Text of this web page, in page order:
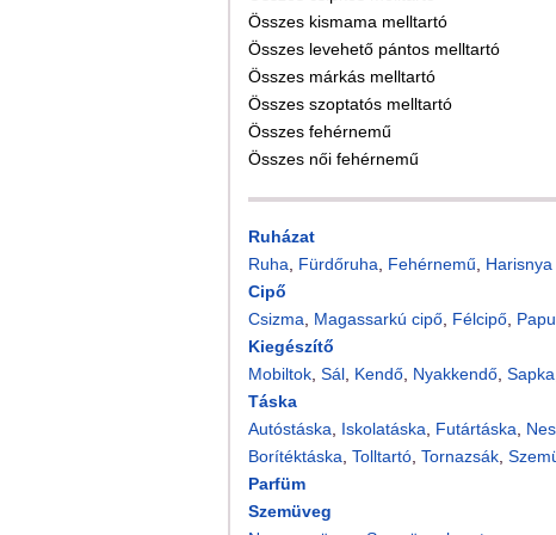
Összes kismama melltartó
Összes levehető pántos melltartó
Összes márkás melltartó
Összes szoptatós melltartó
Összes fehérnemű
Összes női fehérnemű
Ruházat
Ruha
Fürdőruha Fehérnemű
Cipő
Csizma
Magassarkú cipő, Félcipő,
Kiegészítő
Mobiltok, Sál, Kendő, Nyakkendő, Sapka
Táska
Autóstáska
Iskolatáska Futártáska
Borítéktáska Tolltartó, Tornazsák,
Parfüm
Szemüveg